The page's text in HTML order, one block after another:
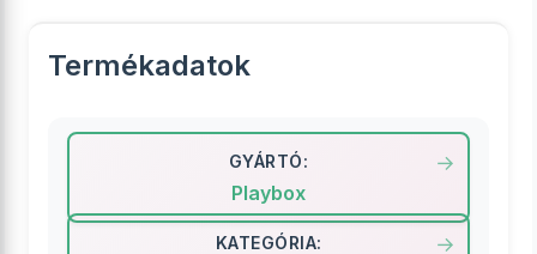
Termékadatok
GYÁRTÓ:
Playbox
KATEGÓRIA: